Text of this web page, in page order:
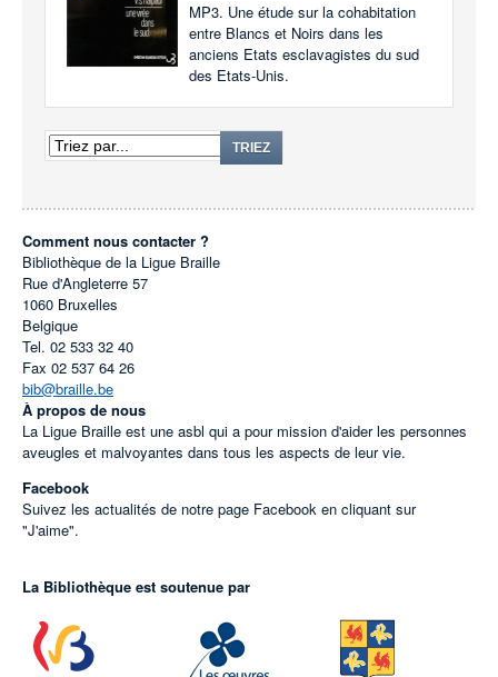
MP3. Une étude sur la cohabitation
entre Blancs et Noirs dans les
anciens Etats esclavagistes du sud
des Etats-Unis.
TRIEZ
Comment nous contacter ?
Bibliothèque de la Ligue Braille
Rue d'Angleterre 57
1060 Bruxelles
Belgique
Tel. 02 533 32 40
Fax 02 537 64 26
bib@braille.be
À propos de nous
La Ligue Braille est une asbl qui a pour mission d'aider les personnes
aveugles et malvoyantes dans tous les aspects de leur vie.
Facebook
Suivez les actualités de notre page Facebook en cliquant sur
"J'aime".
La Bibliothèque est soutenue par